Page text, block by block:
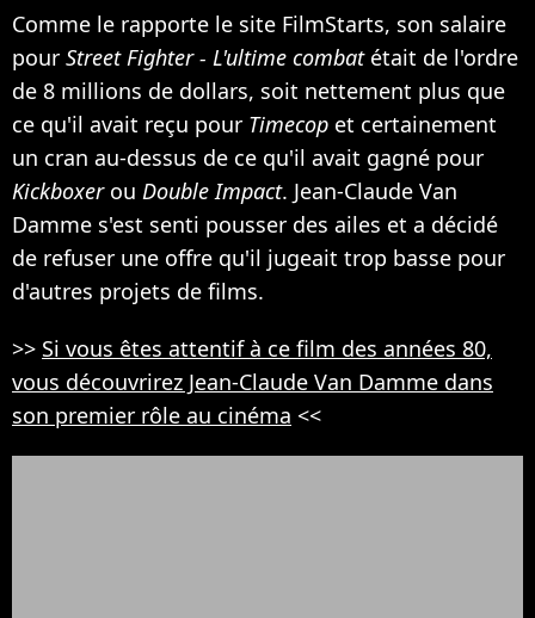
Comme le rapporte le site FilmStarts, son salaire
pour Street Fighter - L'ultime combatétait de l'ordre
de 8 millions de dollars, soit nettement plus que
ce qu'il avait reçu pour Timecop et certainement
un cran au-dessus de ce qu'il avait gagné pour
Kickboxerou Double Impact. Jean-Claude Van
Damme s'est senti pousser des ailes et a décidé
de refuser une offre qu'il jugeait trop basse pour
d'autres projets de films.
>> Si vous êtes attentif à ce film des années 80,
vous découvrirez Jean-Claude Van Damme dans
son premier rôle au cinéma <<